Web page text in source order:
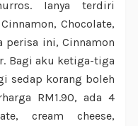
Ianya terdiri
Chocolate,
perisa ini, Cinnamon
Bagi aku ketiga-tiga
sedap korang boleh
RM1.90, ada 4
cream cheese,